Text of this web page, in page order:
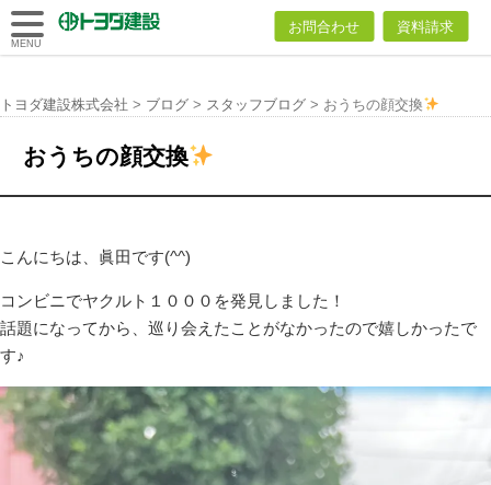
トヨダ建設
お問合わせ 資料請求
MENU
トヨダ建設株式会社 > ブログ > スタッフブログ > おうちの顔交換
おうちの顔交換
こんにちは、眞田です(^^)
コンビニでヤクルト１０００を発見しました！
話題になってから、巡り会えたことがなかったので嬉しかったで
す♪